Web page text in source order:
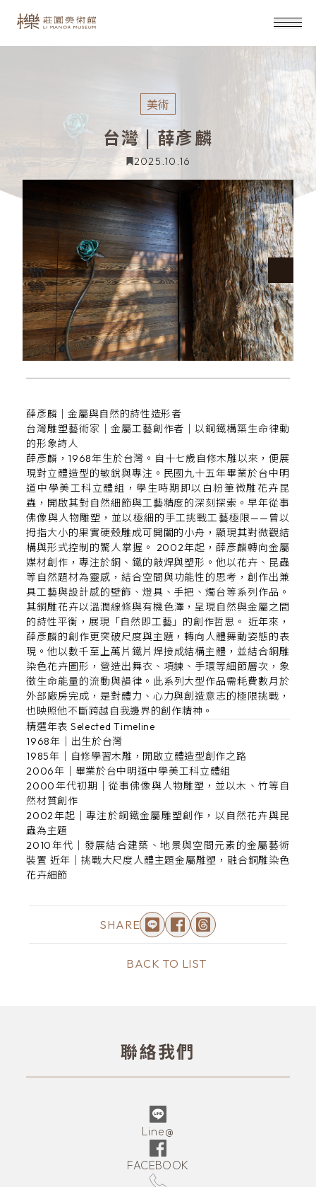
美術
台灣 | 薛彥麟
2025.10.16
薛彥麟｜金屬與自然的詩性造形者
台灣雕塑藝術家｜金屬工藝創作者｜以銅鐵構築生命律動
的形象詩人
薛彥麟，1968年生於台灣。自十七歲自修木雕以來，便展
現對立體造型的敏銳與專注。民國九十五年畢業於台中明
道中學美工科立體組，學生時期即以白粉筆微雕花卉昆
蟲，開啟其對自然細節與工藝精度的深刻探索。早年從事
佛像與人物雕塑，並以極細的手工挑戰工藝極限——曾以
拇指大小的果實硬殼雕成可開闔的小舟，顯現其對微觀結
構與形式控制的驚人掌握。 2002年起，薛彥麟轉向金屬
媒材創作，專注於銅、鐵的敲焊與塑形。他以花卉、昆蟲
等自然題材為靈感，結合空間與功能性的思考，創作出兼
具工藝與設計感的壁飾、燈具、手把、燭台等系列作品。
其銅雕花卉以溫潤線條與有機色澤，呈現自然與金屬之間
的詩性平衡，展現「自然即工藝」的創作哲思。 近年來，
薛彥麟的創作更突破尺度與主題，轉向人體舞動姿態的表
現。他以數千至上萬片鐵片焊接成結構主體，並結合銅雕
染色花卉圖形，營造出舞衣、項鍊、手環等細節層次，象
徵生命能量的流動與韻律。此系列大型作品需耗費數月於
外部廠房完成，是對體力、心力與創造意志的極限挑戰，
也映照他不斷跨越自我邊界的創作精神。
精選年表 Selected Timeline
1968年｜出生於台灣
1985年｜自修學習木雕，開啟立體造型創作之路
2006年｜畢業於台中明道中學美工科立體組
2000年代初期｜從事佛像與人物雕塑，並以木、竹等自
然材質創作
2002年起｜專注於銅鐵金屬雕塑創作，以自然花卉與昆
蟲為主題
2010年代｜發展結合建築、地景與空間元素的金屬藝術
裝置 近年｜挑戰大尺度人體主題金屬雕塑，融合銅雕染色
花卉細節
SHARE
BACK TO LIST
聯絡我們
Line@
FACEBOOK